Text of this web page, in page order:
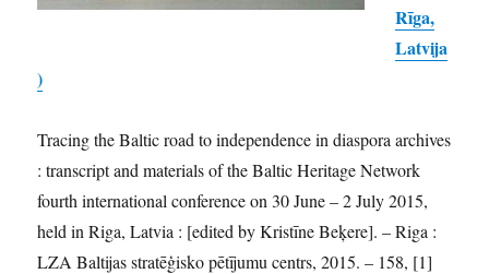
Rīga,
Latvija
)
Tracing the Baltic road to independence in diaspora archives
: transcript and materials of the Baltic Heritage Network
fourth international conference on 30 June – 2 July 2015,
held in Riga, Latvia : [edited by Kristīne Beķere]. – Riga :
LZA Baltijas stratēģisko pētījumu centrs, 2015. – 158, [1]